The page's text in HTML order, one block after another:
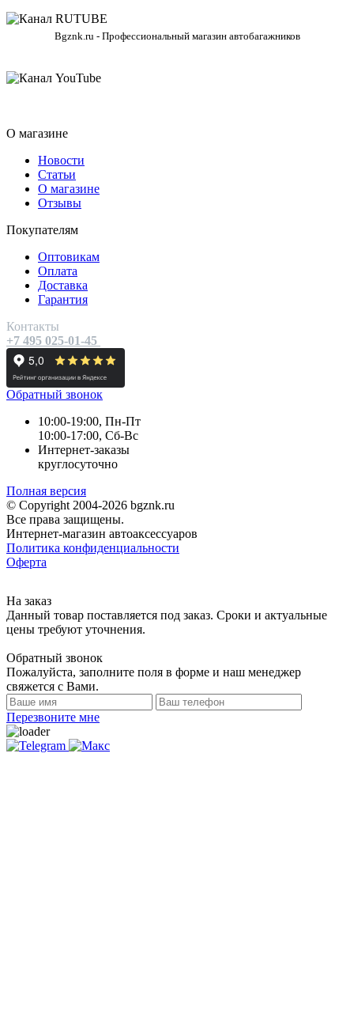
Bgznk.ru - Профессиональный магазин автобагажников
О магазине
Новости
Статьи
О магазине
Отзывы
Покупателям
Оптовикам
Оплата
Доставка
Гарантия
Контакты
+7 495 025-01-45
Обратный звонок
10:00-19:00, Пн-Пт
10:00-17:00, Сб-Вс
Интернет-заказы
круглосуточно
Полная версия
© Copyright 2004-2026 bgznk.ru
Все права защищены.
Интернет-магазин автоаксессуаров
Политика конфиденциальности
Оферта
На заказ
Данный товар поставляется под заказ. Сроки и актуальные
цены требуют уточнения.
Обратный звонок
Пожалуйста, заполните поля в форме и наш менеджер
свяжется с Вами.
Перезвоните мне